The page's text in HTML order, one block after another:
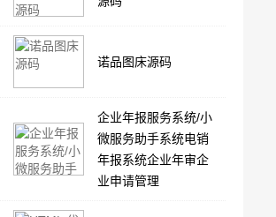
诺品图床源码
企业年报服务系统/小
微服务助手系统电销
年报系统企业年审企
业申请管理